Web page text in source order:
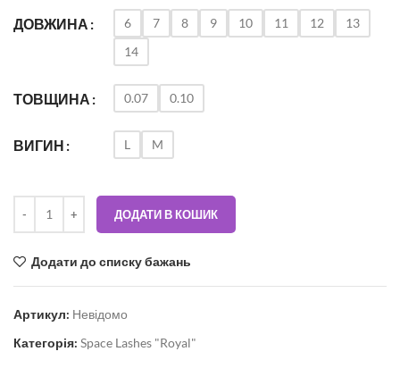
ДОВЖИНА 6 7 8 9 10 11 12
13
14
ТОВЩИНА 0.07 0.10
ВИГИН L M
ДОДАТИ В КОШИК
Додати до списку бажань
Артикул: Невідомо
Категорія: Space Lashes "Royal"